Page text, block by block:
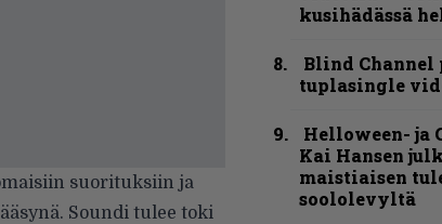
suorituksiin ja
Soundi tulee toki
kusihädässä
Blind
tuplasingle
Helloween- ja
Kai Hansen
maistiaisen
soololevyltä